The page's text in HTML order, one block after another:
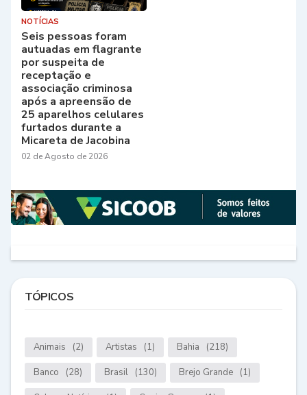
NOTÍCIAS
Seis pessoas foram
autuadas em flagrante
por suspeita de
receptação e
associação criminosa
após a apreensão de
25 aparelhos celulares
furtados durante a
Micareta de Jacobina
02 de Agosto de 2026
TÓPICOS
Animais (2) Artistas (1) Bahia (218)
Banco (28) Brasil (130) Brejo Grande (1)